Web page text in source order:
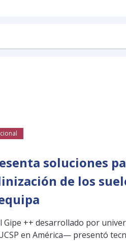
soluciones
de los
++ desarrollado por
en América— presentó